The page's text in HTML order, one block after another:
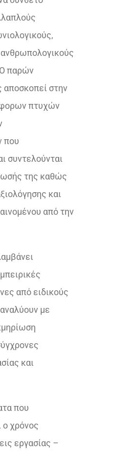
ανθρωπολογικούς
παρών
αποσκοπεί στην
πτυχών
που
συντελούνται
της καθώς
και
από την
από ειδικούς
με
και
που
ο χρόνος
εργασίας –